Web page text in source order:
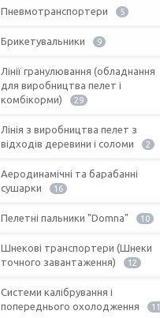
Пневмотранспортери 5
Брикетувальники 9
Лінії гранулювання (обладнання
для виробництва пелет і
комбікорми)
29
Лінія з виробництва пелет з
відходів деревини і соломи
2
Аеродинамічні та барабанні
сушарки
16
Пелетні пальники "Domna" 10
Шнекові транспортери (Шнеки
точного завантаження)
12
Системи калібрування і
попереднього охолодження
11